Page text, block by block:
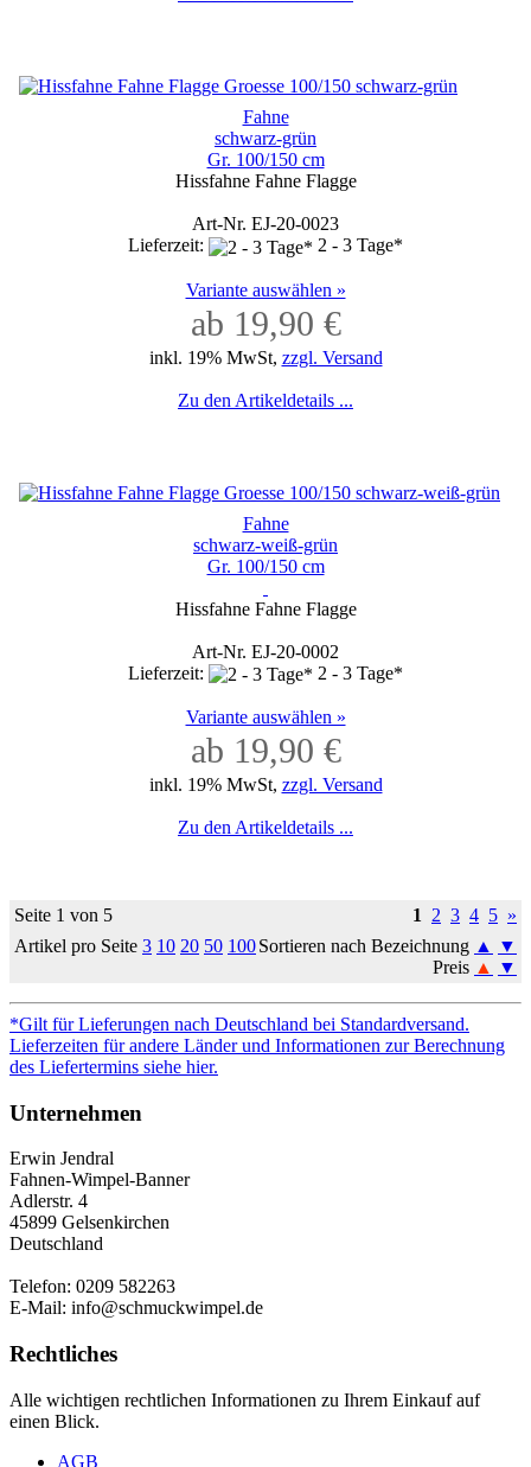
Fahne
schwarz-grün
Gr. 100/150 cm
Hissfahne Fahne Flagge
Art-Nr. EJ-20-0023
Lieferzeit:
2 - 3 Tage*
Variante auswählen »
ab 19,90 €
inkl. 19% MwSt, zzgl. Versand
Zu den Artikeldetails ...
Fahne
schwarz-weiß-grün
Gr. 100/150 cm
Hissfahne Fahne Flagge
Art-Nr. EJ-20-0002
Lieferzeit:
2 - 3 Tage*
Variante auswählen »
ab 19,90 €
inkl. 19% MwSt, zzgl. Versand
Zu den Artikeldetails ...
Seite 1 von 5 1 2 3 4 5 »
Artikel pro Seite 3 10 20 50 100Sortieren nach Bezeichnung ▲
▼
Preis ▲ ▼
*Gilt für Lieferungen nach Deutschland bei Standardversand.
Lieferzeiten für andere Länder und Informationen zur Berechnung
des Liefertermins siehe hier.
Unternehmen
Erwin Jendral
Fahnen-Wimpel-Banner
Adlerstr. 4
45899 Gelsenkirchen
Deutschland
Telefon: 0209 582263
E-Mail: info@schmuckwimpel.de
Rechtliches
Alle wichtigen rechtlichen Informationen zu Ihrem Einkauf auf
einen Blick.
AGB